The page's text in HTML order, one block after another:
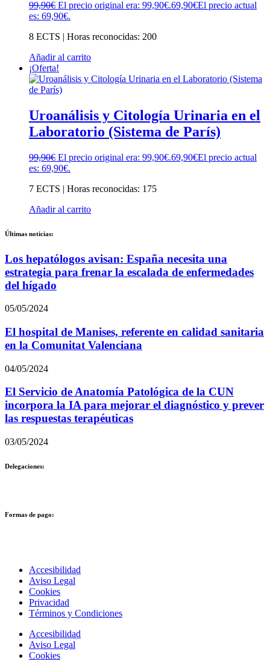
99,90€ El precio original era: 99,90€.69,90€El precio actual
es: 69,90€.
8 ECTS | Horas reconocidas: 200
Añadir al carrito
¡Oferta!
Uroanálisis y Citología Urinaria en el
Laboratorio (Sistema de París)
99,90€ El precio original era: 99,90€.69,90€El precio actual
es: 69,90€.
7 ECTS | Horas reconocidas: 175
Añadir al carrito
Últimas noticias:
Los hepatólogos avisan: España necesita una
estrategia para frenar la escalada de enfermedades
del hígado
05/05/2024
El hospital de Manises, referente en calidad sanitaria
en la Comunitat Valenciana
04/05/2024
El Servicio de Anatomía Patológica de la CUN
incorpora la IA para mejorar el diagnóstico y prever
las respuestas terapéuticas
03/05/2024
Delegaciones:
Formas de pago:
Accesibilidad
Aviso Legal
Cookies
Privacidad
Términos y Condiciones
Accesibilidad
Aviso Legal
Cookies